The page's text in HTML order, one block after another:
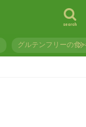
search
グルテンフリーの食